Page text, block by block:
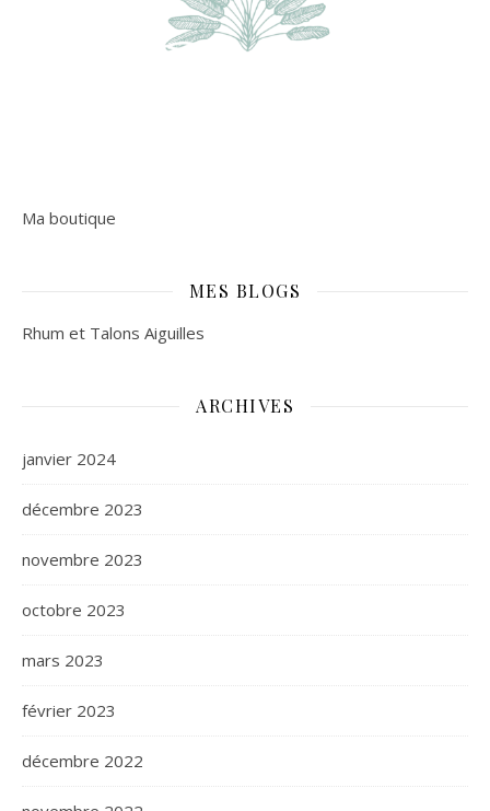
Ma boutique
MES BLOGS
Rhum et Talons Aiguilles
ARCHIVES
janvier 2024
décembre 2023
novembre 2023
octobre 2023
mars 2023
février 2023
décembre 2022